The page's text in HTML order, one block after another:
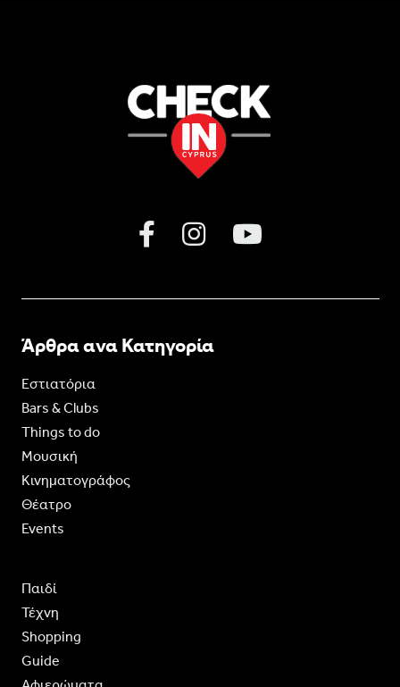
Άρθρα ανα Κατηγορία
Εστιατόρια
Bars & Clubs
Things to do
Moυσική
Κινηματογράφος
Θέατρο
Events
Παιδί
Τέχνη
Shopping
Guide